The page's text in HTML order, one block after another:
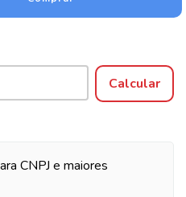
Calcular
CNPJ e maiores